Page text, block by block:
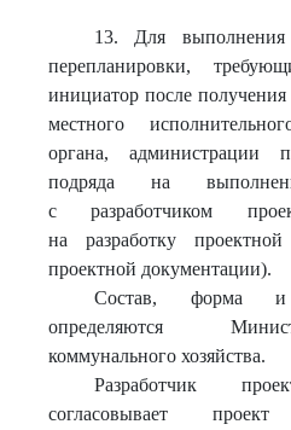
13. Для выполнения
перепланировки,
инициатор после получения
местного
органа, администрации
подряда на
с разработчиком
на разработку
проектной документации).
Состав, форма и
определяются
коммунального хозяйства.
Разработчик
согласовывает